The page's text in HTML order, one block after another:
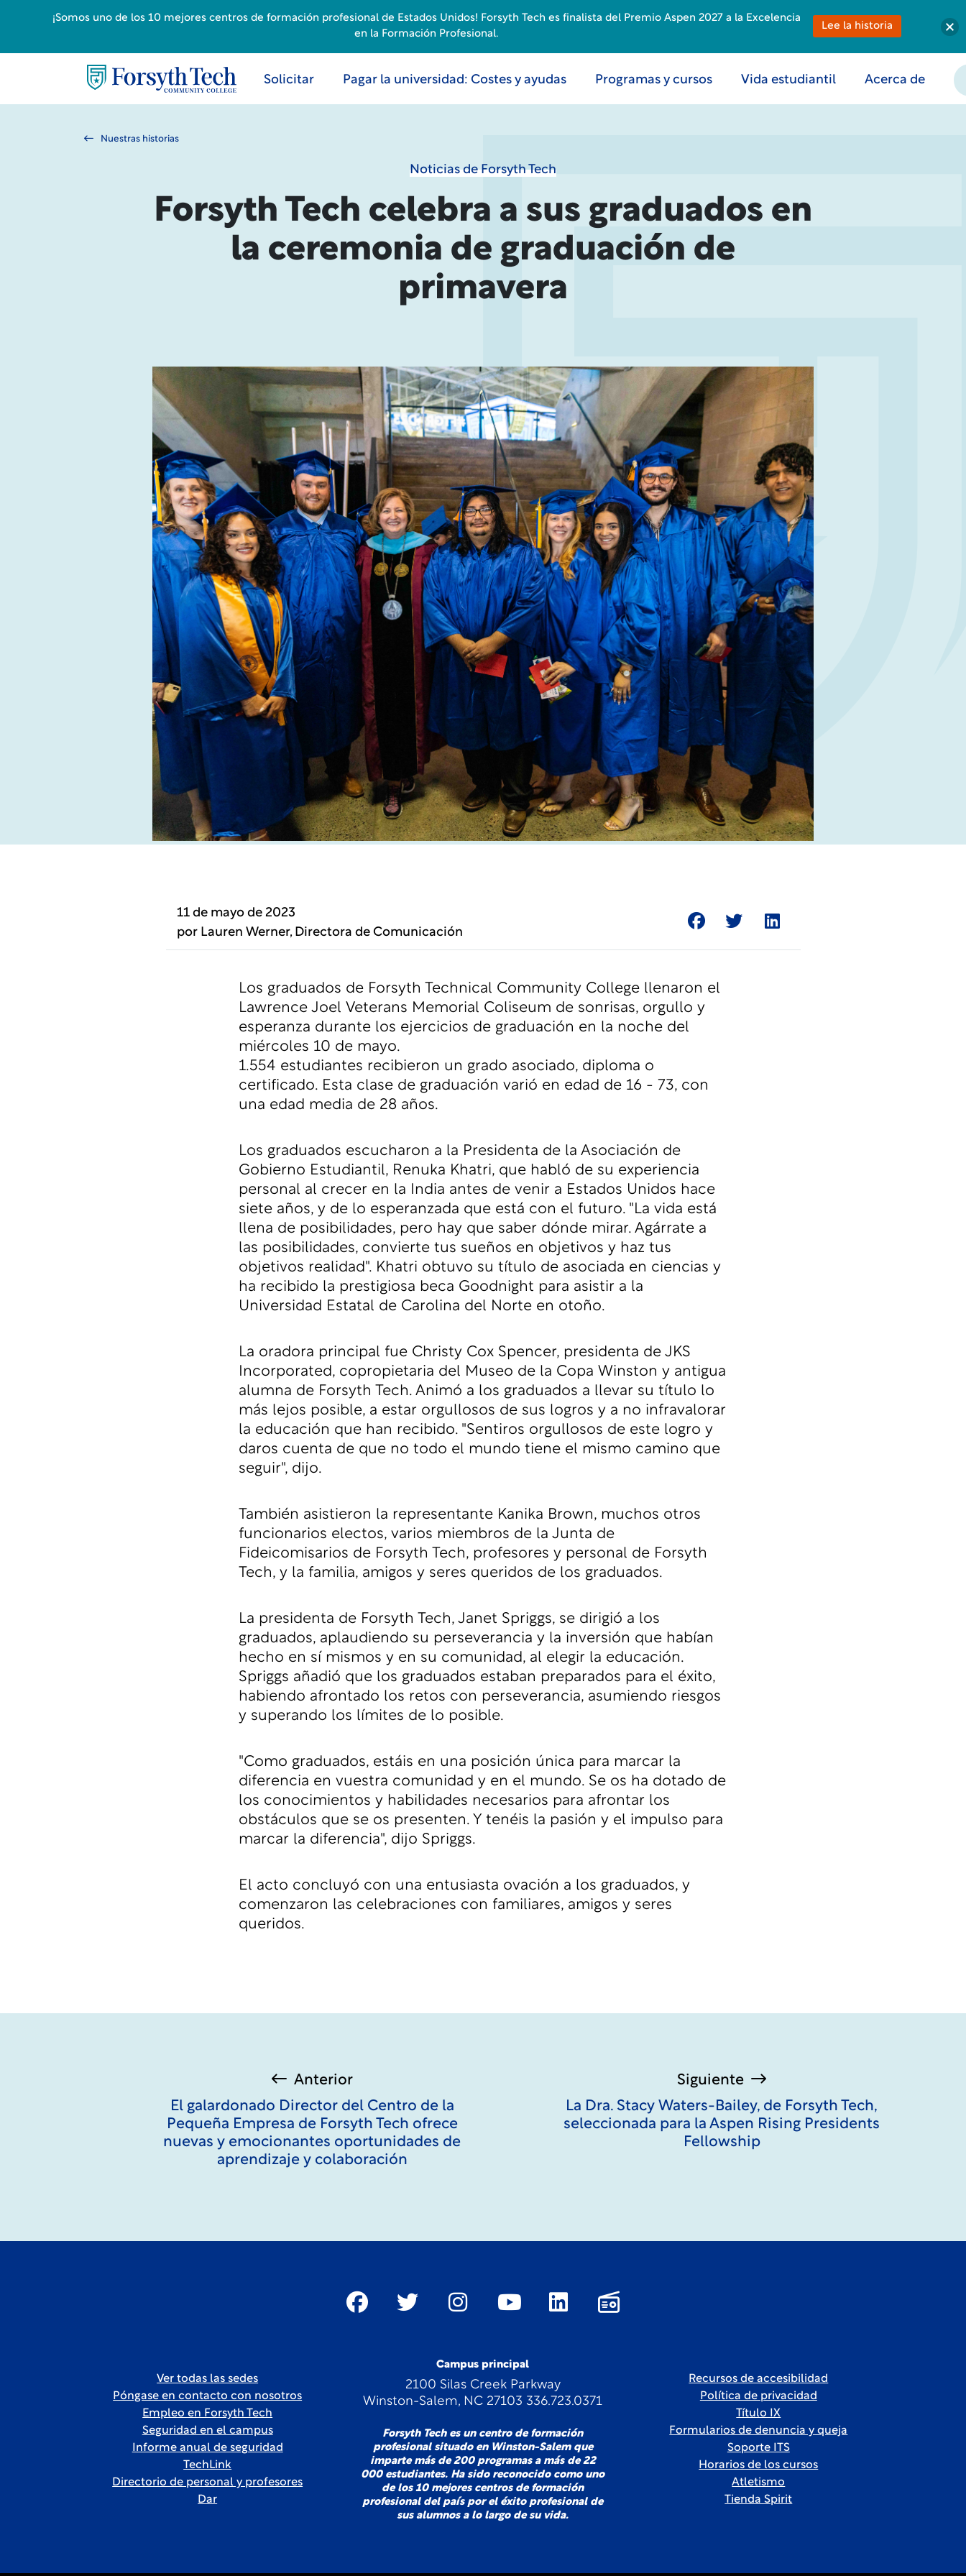
Solicitar Pagar la universidad: Costes y ayudas Programas y cursos Vida estudiantil Acerca de
Nuestras historias
Noticias de Forsyth Tech
Forsyth Tech celebra a sus graduados en
la ceremonia de graduación de
primavera
11 de mayo de 2023
por Lauren Werner, Directora de Comunicación
Los graduados de Forsyth Technical Community College llenaron el
Lawrence Joel Veterans Memorial Coliseum de sonrisas, orgullo y
esperanza durante los ejercicios de graduación en la noche del
miércoles 10 de mayo.
1.554 estudiantes recibieron un grado asociado, diploma o
certificado. Esta clase de graduación varió en edad de 16 - 73, con
una edad media de 28 años.
Los graduados escucharon a la Presidenta de la Asociación de
Gobierno Estudiantil, Renuka Khatri, que habló de su experiencia
personal al crecer en la India antes de venir a Estados Unidos hace
siete años, y de lo esperanzada que está con el futuro. "La vida está
llena de posibilidades, pero hay que saber dónde mirar. Agárrate a
las posibilidades, convierte tus sueños en objetivos y haz tus
objetivos realidad". Khatri obtuvo su título de asociada en ciencias y
ha recibido la prestigiosa beca Goodnight para asistir a la
Universidad Estatal de Carolina del Norte en otoño.
La oradora principal fue Christy Cox Spencer, presidenta de JKS
Incorporated, copropietaria del Museo de la Copa Winston y antigua
alumna de Forsyth Tech. Animó a los graduados a llevar su título lo
más lejos posible, a estar orgullosos de sus logros y a no infravalorar
la educación que han recibido. "Sentiros orgullosos de este logro y
daros cuenta de que no todo el mundo tiene el mismo camino que
seguir", dijo.
También asistieron la representante Kanika Brown, muchos otros
funcionarios electos, varios miembros de la Junta de
Fideicomisarios de Forsyth Tech, profesores y personal de Forsyth
Tech, y la familia, amigos y seres queridos de los graduados.
La presidenta de Forsyth Tech, Janet Spriggs, se dirigió a los
graduados, aplaudiendo su perseverancia y la inversión que habían
hecho en sí mismos y en su comunidad, al elegir la educación.
Spriggs añadió que los graduados estaban preparados para el éxito,
habiendo afrontado los retos con perseverancia, asumiendo riesgos
y superando los límites de lo posible.
"Como graduados, estáis en una posición única para marcar la
diferencia en vuestra comunidad y en el mundo. Se os ha dotado de
los conocimientos y habilidades necesarios para afrontar los
obstáculos que se os presenten. Y tenéis la pasión y el impulso para
marcar la diferencia", dijo Spriggs.
El acto concluyó con una entusiasta ovación a los graduados, y
comenzaron las celebraciones con familiares, amigos y seres
queridos.
Anterior
El galardonado Director del Centro de la
Pequeña Empresa de Forsyth Tech ofrece
nuevas y emocionantes oportunidades de
aprendizaje y colaboración
Siguiente
La Dra. Stacy Waters-Bailey, de Forsyth Tech,
seleccionada para la Aspen Rising Presidents
Fellowship
Campus principal
2100 Silas Creek Parkway
Winston-Salem, NC 27103 336.723.0371
Forsyth Tech es un centro de formación
profesional situado en Winston-Salem que
imparte más de 200 programas a más de 22
000 estudiantes. Ha sido reconocido como uno
de los 10 mejores centros de formación
profesional del país por el éxito profesional de
sus alumnos a lo largo de su vida.
Ver todas las sedes
Póngase en contacto con nosotros
Empleo en Forsyth Tech
Seguridad en el campus
Informe anual de seguridad
TechLink
Directorio de personal y profesores
Dar
Recursos de accesibilidad
Política de privacidad
Título IX
Formularios de denuncia y queja
Soporte ITS
Horarios de los cursos
Atletismo
Tienda Spirit
¡Somos uno de los 10 mejores centros de formación profesional de Estados Unidos! Forsyth Tech es finalista del Premio Aspen 2027 a la Excelencia
en la Formación Profesional.
Lee la historia